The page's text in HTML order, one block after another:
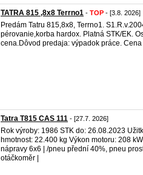
TATRA 815 ,8x8 Terrno1 - TOP - [3.8. 2026]
Predám Tatru 815,8x8, Terrno1.
pérovanie,korba hardox. Platná STK/EK.
cena.Dôvod predaja: výpadok práce.
Tatra T815 CAS 111 - [27.7. 2026]
Rok výroby: 1986 STK do: 26.08.2023
hmotnost: 22.400 kg Výkon motoru: 208
nápravy 6x6 | /pneu přední 40%, pneu
otáčkoměr |